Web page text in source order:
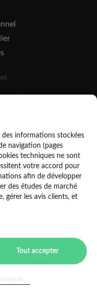
et pros
et industriels
Marseille
Lyon
Lille
informations stockées
navigation (pages
techniques ne sont
votre accord pour
afin de développer
des études de marché
gérer les avis clients, et
Tout accepter